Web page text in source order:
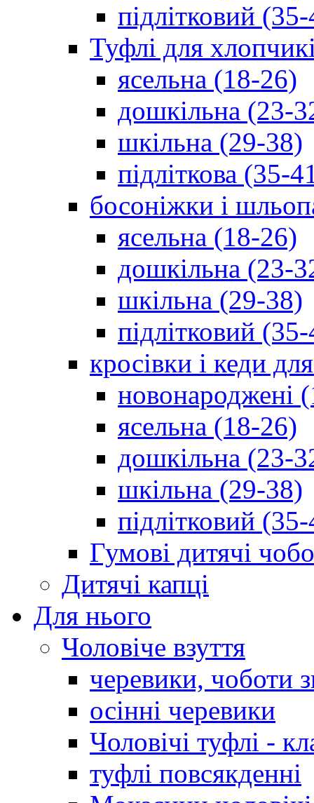
підлітковий
Туфлі для
ясельна (18-26)
дошкільна (23-
шкільна (29-38)
підліткова (35-
босоніжки і
ясельна (18-26)
дошкільна (23-
шкільна (29-38)
підлітковий
кросівки і кеди
новонароджені
ясельна (18-26)
дошкільна (23-
шкільна (29-38)
підлітковий
Гумові дитячі
Дитячі капці
Для нього
Чоловіче взуття
черевики, чоботи
осінні черевики
Чоловічі туфлі -
туфлі повсякденні